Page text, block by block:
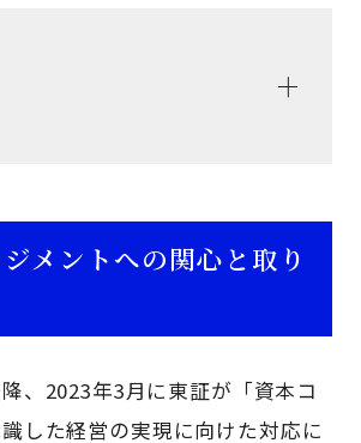
メントへの関心と取り
、2023年3月に東証が「資本コ
した経営の実現に向けた対応に